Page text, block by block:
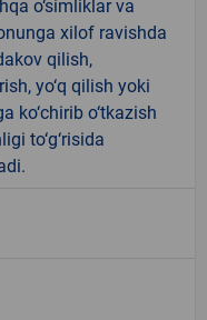
o‘simliklar va
xilof ravishda
qilish,
yo‘q qilish yoki
ko‘chirib o‘tkazish
to‘g‘risida